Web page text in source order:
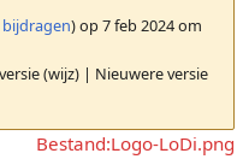
bijdragen)op 7 feb 2024 om
(wijz) | Nieuwere versie
Bestand:Logo-LoDi.png